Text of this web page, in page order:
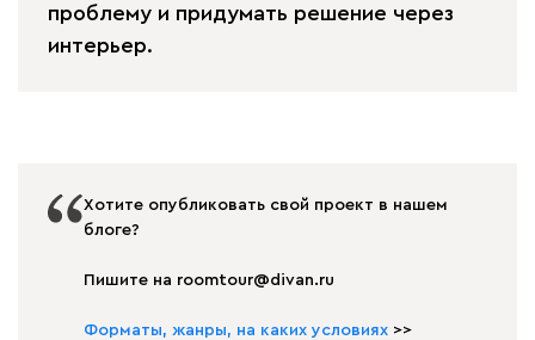
проблему и придумать решение через
интерьер.
Хотите опубликовать свой проект в нашем
блоге?
Пишите на roomtour@divan.ru
Форматы, жанры, на каких условиях >>